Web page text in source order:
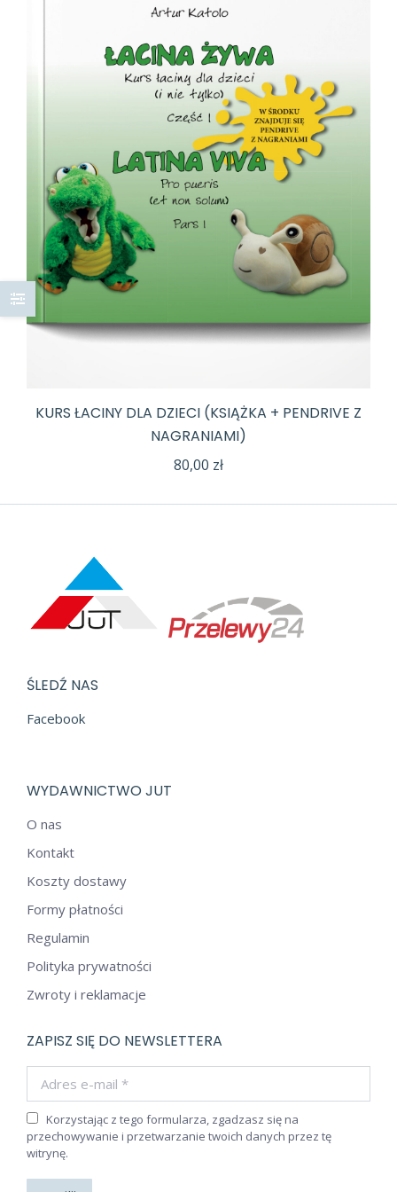
KURS ŁACINY DLA DZIECI (KSIĄŻKA + PENDRIVE Z
NAGRANIAMI)
80,00 zł
ŚLEDŹ NAS
Facebook
WYDAWNICTWO JUT
O nas
Kontakt
Koszty dostawy
Formy płatności
Regulamin
Polityka prywatności
Zwroty i reklamacje
ZAPISZ SIĘ DO NEWSLETTERA
Korzystając z tego formularza, zgadzasz się na
przechowywanie i przetwarzanie twoich danych przez tę
witrynę.